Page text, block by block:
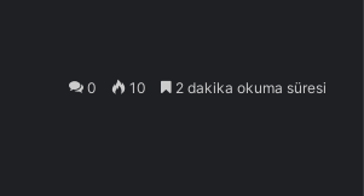
0 10 2 dakika okuma süresi